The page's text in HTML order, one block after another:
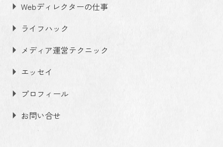
Webディレクターの仕事
ライフハック
メディア運営テクニック
エッセイ
プロフィール
お問い合せ